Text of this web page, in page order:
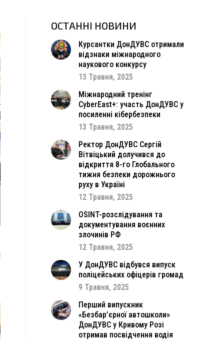
ОСТАННІ НОВИНИ
Курсантки ДонДУВС отримали
відзнаки міжнародного
наукового конкурсу
13 Травня, 2025
Міжнародний тренінг
CyberEast+: участь ДонДУВС у
посиленні кібербезпеки
13 Травня, 2025
Ректор ДонДУВС Сергій
Вітвіцький долучився до
відкриття 8-го Глобального
тижня безпеки дорожнього
руху в Україні
12 Травня, 2025
OSINT-розслідування та
документування воєнних
злочинів РФ
12 Травня, 2025
У ДонДУВС відбувся випуск
поліцейських офіцерів громад
9 Травня, 2025
Перший випускник
«Безбар’єрної автошколи»
ДонДУВС у Кривому Розі
отримав посвідчення водія